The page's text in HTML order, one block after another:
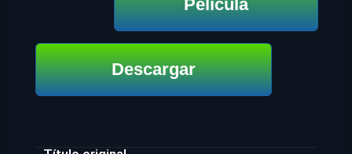
Película
Descargar